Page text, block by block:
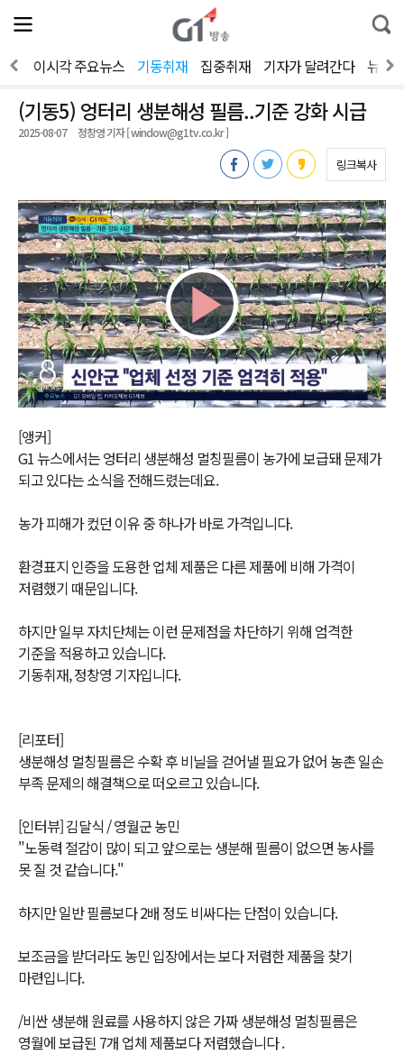
전
체
뉴
열
통
합
색
기 이시각 주요뉴스 기동취재 집중취재 기자가 달려간다 뉴스
(기동5) 엉터리 생분해성 필름..기준 강화 시급
2025-08-07 정창영 기자 [ window@g1tv.co.kr ]
링크복사
Play
Video
[앵커]
G1 뉴스에서는 엉터리 생분해성 멀칭필름이 농가에 보급돼 문제가
되고 있다는 소식을 전해드렸는데요.
농가 피해가 컸던 이유 중 하나가 바로 가격입니다.
환경표지 인증을 도용한 업체 제품은 다른 제품에 비해 가격이
저렴했기 때문입니다.
하지만 일부 자치단체는 이런 문제점을 차단하기 위해 엄격한
기준을 적용하고 있습니다.
기동취재, 정창영 기자입니다.
[리포터]
생분해성 멀칭필름은 수확 후 비닐을 걷어낼 필요가 없어 농촌 일손
부족 문제의 해결책으로 떠오르고 있습니다.
[인터뷰] 김달식 / 영월군 농민
"노동력 절감이 많이 되고 앞으로는 생분해 필름이 없으면 농사를
못 질 것 같습니다."
하지만 일반 필름보다 2배 정도 비싸다는 단점이 있습니다.
보조금을 받더라도 농민 입장에서는 보다 저렴한 제품을 찾기
마련입니다.
/비싼 생분해 원료를 사용하지 않은 가짜 생분해성 멀칭필름은
영월에 보급된 7개 업체 제품보다 저렴했습니다 .